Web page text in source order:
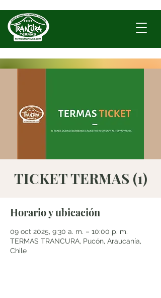
TICKET TERMAS (1)
Horario y ubicación
09 oct 2025, 9:30 a. m. – 10:00 p. m.
TERMAS TRANCURA, Pucón, Araucanía,
Chile